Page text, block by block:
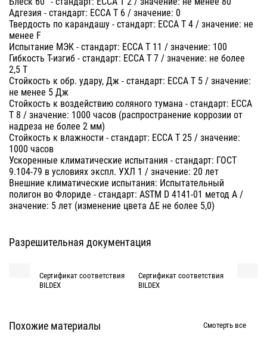
Адгезия - стандарт: ECCA T 6 / значение: 0
Твердость по карандашу - стандарт: ECCA T 4 / значение: не
менее F
Испытание МЭК - стандарт: ECCA T 11 / значение: 100
Гибкость Т-изгиб - стандарт: ECCA T 7 / значение: не более
2,5 Т
Стойкость к обр. удару, Дж - стандарт: ECCA T 5 / значение:
не менее 5 Дж
Стойкость к воздействию соляного тумана - стандарт: ECCA
T 8 / значение: 1000 часов (распространение коррозии от
надреза не более 2 мм)
Стойкость к влажности - стандарт: ECCA T 25 / значение:
1000 часов
Ускоренные климатические испытания - стандарт: ГОСТ
9.104-79 в условиях экспл. УХЛ 1 / значение: 20 лет
Внешние климатические испытания: Испытательный
полигон во Флориде - стандарт: ASTM D 4141-01 метод А /
значение: 5 лет (изменение цвета ∆E не более 5,0)
Разрешительная документация
Сертификат соответствия
BILDEX
Сертификат соответствия
BILDEX
Похожие материалы Смотерть все